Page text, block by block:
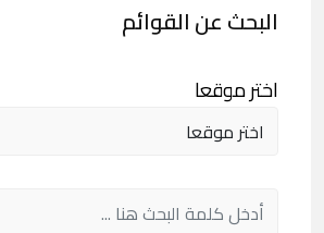
البحث عن القوائم
اختر موقعا